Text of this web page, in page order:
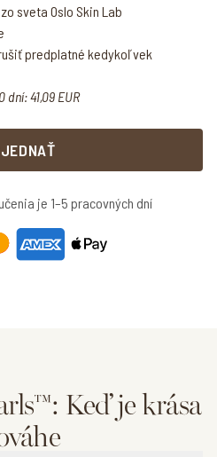
sveta Oslo Skin Lab
predplatné kedykoľvek
41,09 EUR
je 1–5 pracovných dní
Keď je krása